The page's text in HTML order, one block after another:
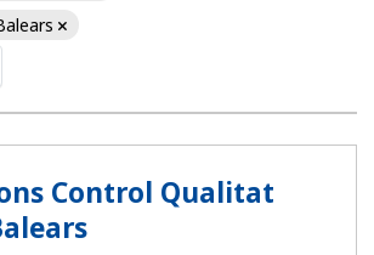
Control Qualitat